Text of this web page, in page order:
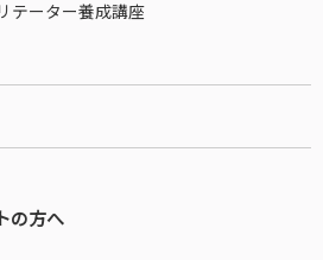
テーター養成講座
の方へ